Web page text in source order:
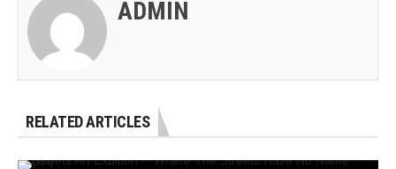
ADMIN
RELATED ARTICLES